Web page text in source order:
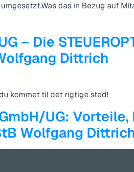
das in Bezug auf
– Die
Dittrich
kommet til det rigtige sted!
GmbH/UG:
Wolfgang